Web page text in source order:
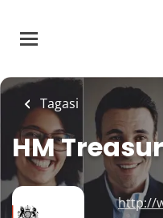
main
Tagasi
HM
http://